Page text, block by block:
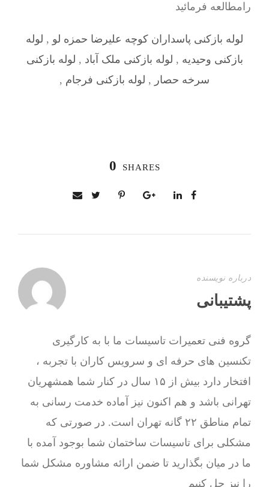
رامطالعه فرمائید
لوله بازکنی پاسداران کوچه علیرضا حمزه لو , لوله
بازکنی وحیدیه , لوله بازکنی ملک آباد , لوله بازکنی
سرخه حصار , لوله بازکنی فرجام ,
0 SHARES
درباره نویسنده
پشتیبانی
گروه فنی تعمیرات تاسیسات ما با به‌ کارگیری
تکنسین های حرفه ای و سرویس کاران با تجربه ،
افتخار دارد بیش از ۱۵ سال در کنار شما همشهریان
تهرانی باشد و هم اکنون نیز آماده خدمت رسانی به
تمام مناطق ۲۲ گانه تهران است. در صورتی که
مشکلی برای تاسیسات ساختمان شما بوجود آمده با
ما در میان بگذارید تا ضمن ارائه مشاوره مشکل شما
را نیز حل کنیم